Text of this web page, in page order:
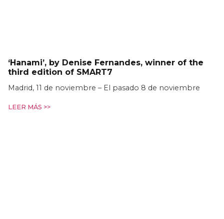
‘Hanami’, by Denise Fernandes, winner of the
third edition of SMART7
Madrid, 11 de noviembre – El pasado 8 de noviembre
LEER MÁS >>